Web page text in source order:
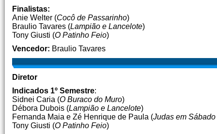
Finalistas:
Anie Welter (Cocô de Passarinho)
Braulio Tavares (Lampião e Lancelote)
Tony Giusti (O Patinho Feio)
Vencedor: Braulio Tavares
Diretor
Indicados 1º Semestre:
Sidnei Caria (O Buraco do Muro)
Débora Dubois (Lampião e Lancelote)
Fernanda Maia e Zé Henrique de Paula (Judas em
Tony Giusti (O Patinho Feio)